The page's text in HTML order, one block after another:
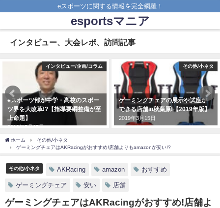
eスポーツに関する情報を完全網羅！
esportsマニア
インタビュー、大会レポ、訪問記事
インタビュー/企画/コラム
eスポーツ部が中学・高校のスポー
ツ界を大改革!?【指導要綱整備が至
上命題】
2019年5月15日
その他/小ネタ
ゲーミングチェアの展示や試座が
できる店舗in秋葉原!【2019年版】
2019年3月15日
ホーム
その他/小ネタ
ゲーミングチェアはAKRacingがおすすめ!店舗よりもamazonが安い!?
その他/小ネタ AKRacing amazon おすすめ
ゲーミングチェア 安い 店舗
ゲーミングチェアはAKRacingがおすすめ!店舗よ